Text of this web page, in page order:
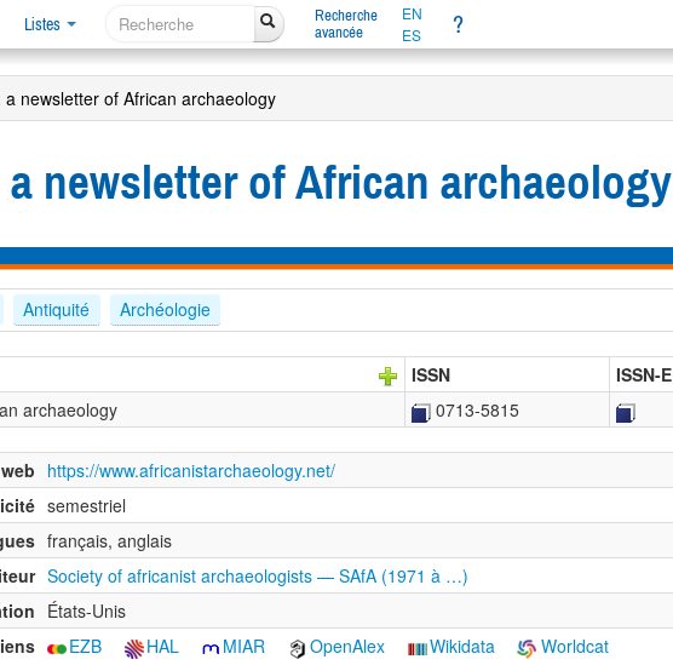
Listes
Recherche
avancée
EN
ES
?
a newsletter of African archaeology
a newsletter of African archaeology
Antiquité Archéologie
ISSN ISSN-E
archaeology
0713-5815
https://www.africanistarchaeology.net/
semestriel
français, anglais
Society of africanist archaeologists — SAfA (1971 à …)
États-Unis
EZB HAL MIAR OpenAlex Wikidata Worldcat